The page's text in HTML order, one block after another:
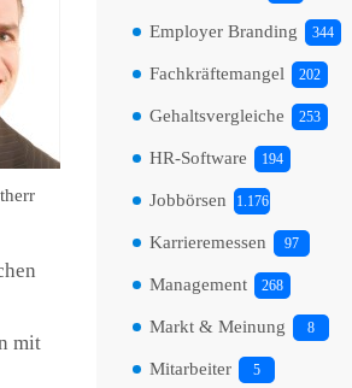
mit
Employer Branding 344
Fachkräftemangel 202
Gehaltsvergleiche 253
HR-Software 194
Jobbörsen 1.176
Karrieremessen 97
Management 268
Markt & Meinung 8
Mitarbeiter 5